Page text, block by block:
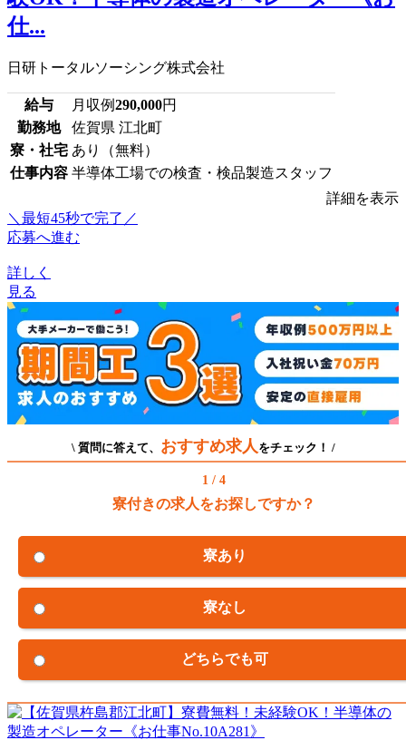
仕...
日研トータルソーシング株式会社
給与 月収例290,000円
勤務地
佐賀県 江北町
寮・社宅 あり（無料）
仕事内容 半導体工場での検査・検品製造スタッフ
詳細を表示
＼最短45秒で完了／
応募へ進む
詳しく
見る
\ 質問に答えて、 おすすめ求人 をチェック！ /
1 / 4
寮付きの求人をお探しですか？
寮あり
寮なし
どちらでも可